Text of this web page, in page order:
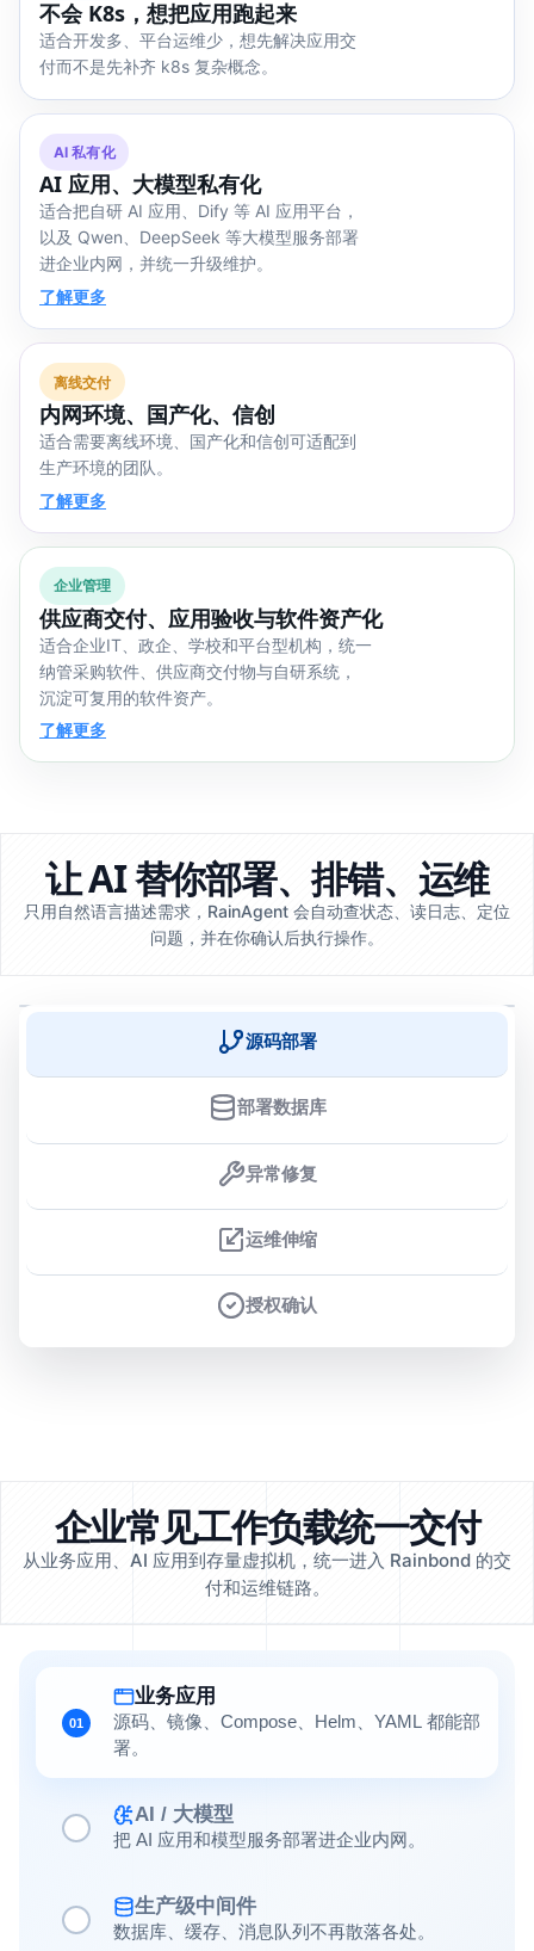
不会 K8s，想把应用跑起来
适合开发多、平台运维少，想先解决应用交
付而不是先补齐 k8s 复杂概念。
AI 私有化
AI 应用、大模型私有化
适合把自研 AI 应用、Dify 等 AI 应用平台，
以及 Qwen、DeepSeek 等大模型服务部署
进企业内网，并统一升级维护。
了解更多
离线交付
内网环境、国产化、信创
适合需要离线环境、国产化和信创可适配到
生产环境的团队。
了解更多
企业管理
供应商交付、应用验收与软件资产化
适合企业IT、政企、学校和平台型机构，统一
纳管采购软件、供应商交付物与自研系统，
沉淀可复用的软件资产。
了解更多
让 AI 替你部署、排错、运维
只用自然语言描述需求，RainAgent 会自动查状态、读日志、定位
问题，并在你确认后执行操作。
源码部署
部署数据库
异常修复
运维伸缩
授权确认
企业常见工作负载统一交付
从业务应用、AI 应用到存量虚拟机，统一进入 Rainbond 的交
付和运维链路。
01
业务应用
源码、镜像、Compose、Helm、YAML 都能部
署。
AI / 大模型
把 AI 应用和模型服务部署进企业内网。
生产级中间件
数据库、缓存、消息队列不再散落各处。